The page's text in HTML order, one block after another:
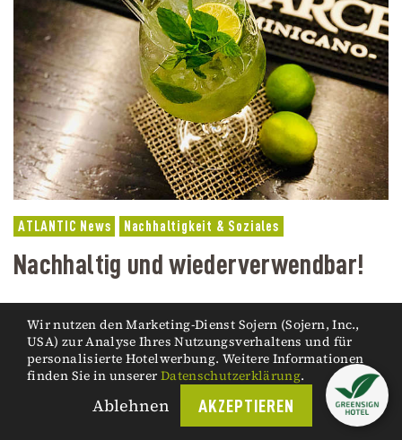
ATLANTIC News Nachhaltigkeit & Soziales
Nachhaltig und wiederverwendbar!
Die Strohhalme aus Glas an unserer CUXX Bar.
Wir nutzen den Marketing-Dienst Sojern (Sojern, Inc.,
USA) zur Analyse Ihres Nutzungsverhaltens und für
personalisierte Hotelwerbung. Weitere Informationen
finden Sie in unserer Datenschutzerklärung.
Ablehnen AKZEPTIEREN